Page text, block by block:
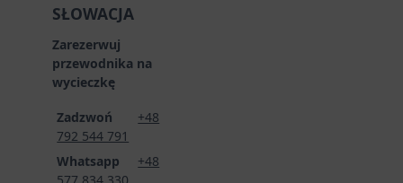
SŁOWACJA
Zarezerwuj
przewodnika na
wycieczkę
Zadzwoń +48
792 544 791
Whatsapp +48
577 834 330